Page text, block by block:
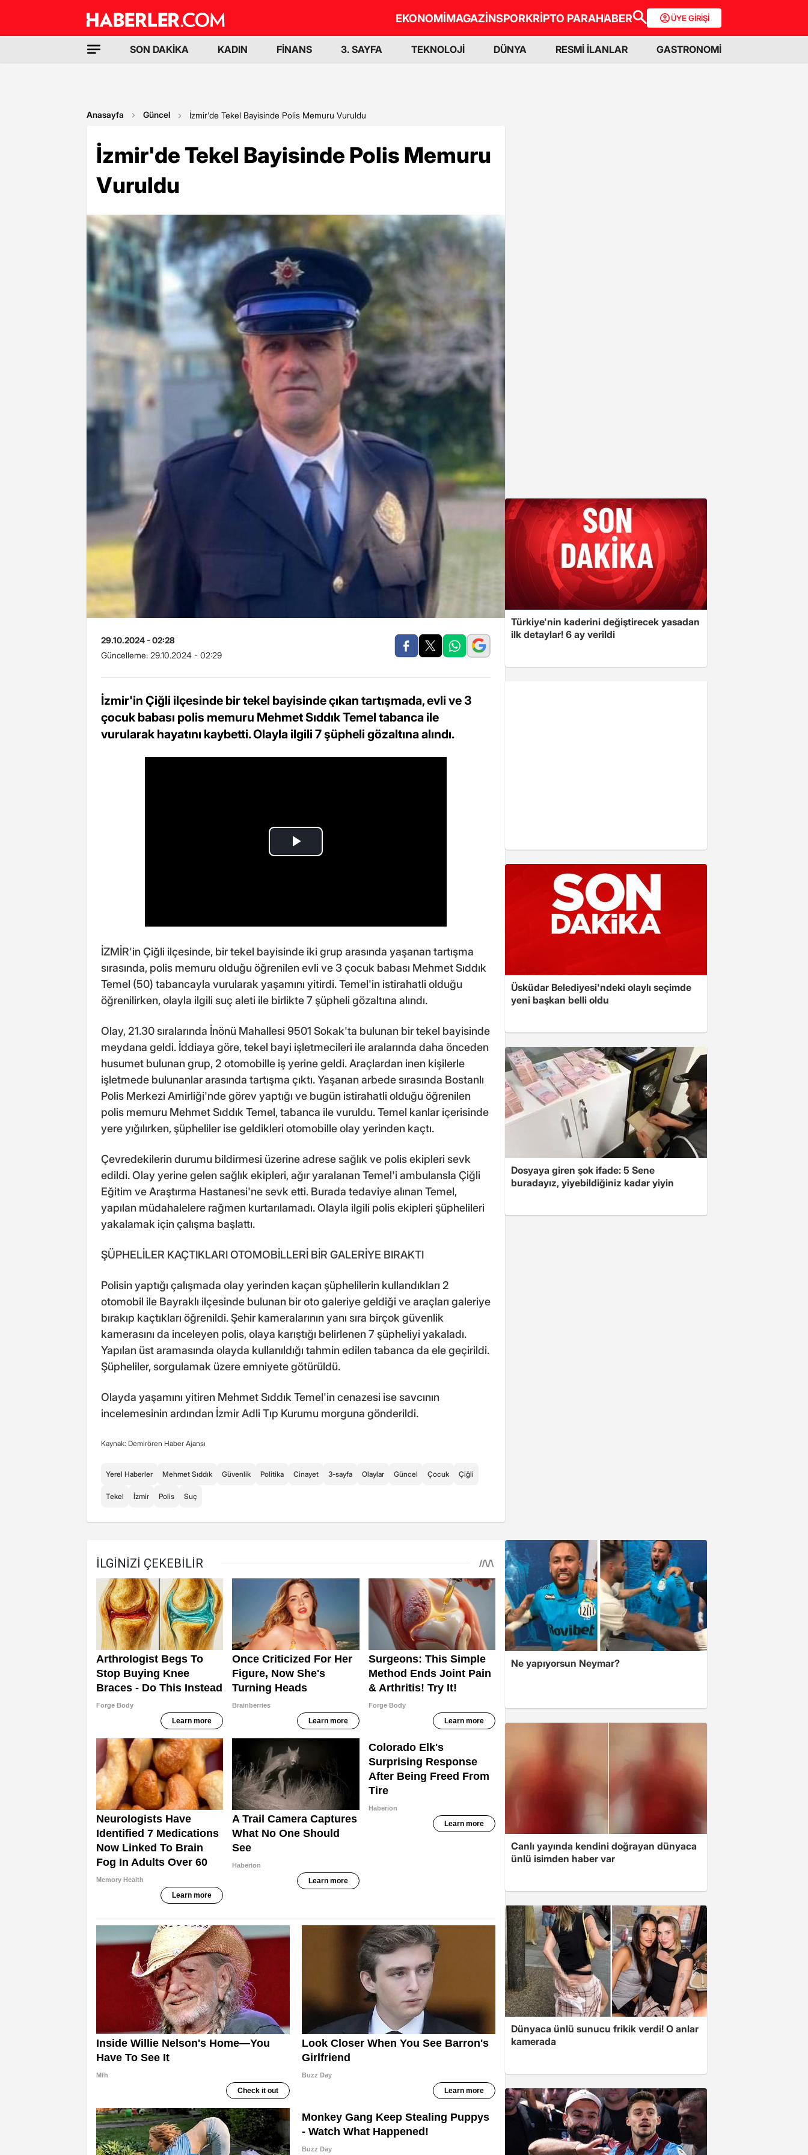
EKONOMİMAGAZİNSPORKRİPTO PARAHABER ÜYE GİRİŞİ
SON DAKİKA KADIN FİNANS 3. SAYFA TEKNOLOJİ DÜNYA RESMİ İLANLAR GASTRONOMİ
Anasayfa Güncel İzmir'de Tekel Bayisinde Polis Memuru Vuruldu
İzmir'de Tekel Bayisinde Polis Memuru
Vuruldu
29.10.2024 - 02:28
Güncelleme: 29.10.2024 - 02:29
İzmir'in Çiğli ilçesinde bir tekel bayisinde çıkan tartışmada, evli ve 3
çocuk babası polis memuru Mehmet Sıddık Temel tabanca ile
vurularak hayatını kaybetti. Olayla ilgili 7 şüpheli gözaltına alındı.
İZMİR'in Çiğli ilçesinde, bir tekel bayisinde iki grup arasında yaşanan tartışma
sırasında, polis memuru olduğu öğrenilen evli ve 3 çocuk babası Mehmet Sıddık
Temel (50) tabancayla vurularak yaşamını yitirdi. Temel'in istirahatli olduğu
öğrenilirken, olayla ilgili suç aleti ile birlikte 7 şüpheli gözaltına alındı.
Olay, 21.30 sıralarında İnönü Mahallesi 9501 Sokak'ta bulunan bir tekel bayisinde
meydana geldi. İddiaya göre, tekel bayi işletmecileri ile aralarında daha önceden
husumet bulunan grup, 2 otomobille iş yerine geldi. Araçlardan inen kişilerle
işletmede bulunanlar arasında tartışma çıktı. Yaşanan arbede sırasında Bostanlı
Polis Merkezi Amirliği'nde görev yaptığı ve bugün istirahatli olduğu öğrenilen
polis memuru Mehmet Sıddık Temel, tabanca ile vuruldu. Temel kanlar içerisinde
yere yığılırken, şüpheliler ise geldikleri otomobille olay yerinden kaçtı.
Çevredekilerin durumu bildirmesi üzerine adrese sağlık ve polis ekipleri sevk
edildi. Olay yerine gelen sağlık ekipleri, ağır yaralanan Temel'i ambulansla Çiğli
Eğitim ve Araştırma Hastanesi'ne sevk etti. Burada tedaviye alınan Temel,
yapılan müdahalelere rağmen kurtarılamadı. Olayla ilgili polis ekipleri şüphelileri
yakalamak için çalışma başlattı.
ŞÜPHELİLER KAÇTIKLARI OTOMOBİLLERİ BİR GALERİYE BIRAKTI
Polisin yaptığı çalışmada olay yerinden kaçan şüphelilerin kullandıkları 2
otomobil ile Bayraklı ilçesinde bulunan bir oto galeriye geldiği ve araçları galeriye
bırakıp kaçtıkları öğrenildi. Şehir kameralarının yanı sıra birçok güvenlik
kamerasını da inceleyen polis, olaya karıştığı belirlenen 7 şüpheliyi yakaladı.
Yapılan üst aramasında olayda kullanıldığı tahmin edilen tabanca da ele geçirildi.
Şüpheliler, sorgulamak üzere emniyete götürüldü.
Olayda yaşamını yitiren Mehmet Sıddık Temel'in cenazesi ise savcının
incelemesinin ardından İzmir Adli Tıp Kurumu morguna gönderildi.
Kaynak: Demirören Haber Ajansı
Yerel Haberler Mehmet Sıddık Güvenlik Politika Cinayet 3-sayfa Olaylar Güncel Çocuk Çiğli
Tekel İzmir Polis Suç
Türkiye'nin kaderini değiştirecek yasadan
ilk detaylar! 6 ay verildi
Üsküdar Belediyesi'ndeki olaylı seçimde
yeni başkan belli oldu
Dosyaya giren şok ifade: 5 Sene
buradayız, yiyebildiğiniz kadar yiyin
Ne yapıyorsun Neymar?
Canlı yayında kendini doğrayan dünyaca
ünlü isimden haber var
Dünyaca ünlü sunucu frikik verdi! O anlar
kamerada